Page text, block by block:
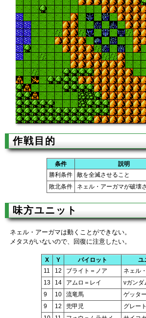
作戦目的
条件
説明
勝利条件
敵を全滅させること
敗北条件
ネェル・アーガマが破壊
味方ユニット
ネェル・アーガマは動くことができない。
メタスがいないので、回復に注意したい。
X Y パイロット
ユ
11
12 ブライト＝ノア
ネェル
13
14 アムロ＝レイ
νガンダ
9
10 流竜馬
ゲッタ
9
12 兜甲児
グレー